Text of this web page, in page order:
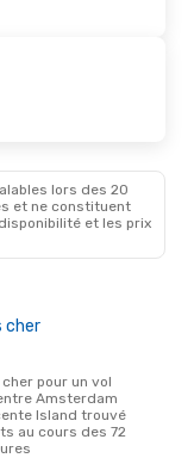
lors des 20
et ne constituent
et les prix
cher
Amsterdam
Island trouvé
au cours des 72